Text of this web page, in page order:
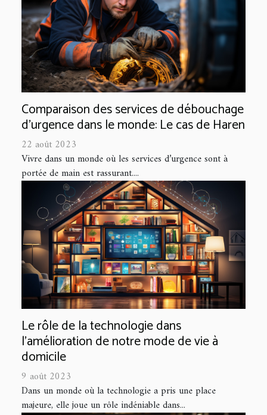
Comparaison des services de débouchage
d'urgence dans le monde: Le cas de Haren
22 août 2023
Vivre dans un monde où les services d’urgence sont à
portée de main est rassurant....
Le rôle de la technologie dans
l'amélioration de notre mode de vie à
domicile
9 août 2023
Dans un monde où la technologie a pris une place
majeure, elle joue un rôle indéniable dans...